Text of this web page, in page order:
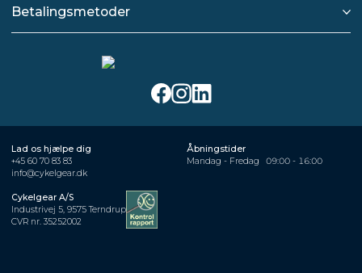
Betalingsmetoder
Lad os hjælpe dig
+45 60 70 83 83
info@cykelgear.dk
Åbningstider
Mandag - Fredag
09:00 - 16:00
Cykelgear A/S
Industrivej 5, 9575 Terndrup
CVR nr. 35252002